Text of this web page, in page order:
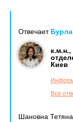
Отвечает
Киев
Все
Шановна